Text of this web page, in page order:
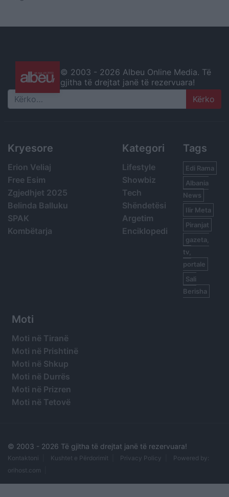
© 2003 - 2026 Albeu Online Media. Të
gjitha të drejtat janë të rezervuara!
Search
Kryesore
Erion Veliaj
Free Esim
Zgjedhjet 2025
Belinda Balluku
SPAK
Kombëtarja
Kategori
Lifestyle
Showbiz
Tech
Shëndetësi
Argetim
Enciklopedi
Tags
Edi Rama
Albania
News
Ilir Meta
Piranjat
gazeta,
tv,
portale
Sali
Berisha
Moti
Moti në Tiranë
Moti në Prishtinë
Moti në Shkup
Moti në Durrës
Moti në Prizren
Moti në Tetovë
© 2003 - 2026 Të gjitha të drejtat janë të rezervuara!
Kontaktoni Kushtet e Përdorimit Privacy Policy
Powered by:
orihost.com